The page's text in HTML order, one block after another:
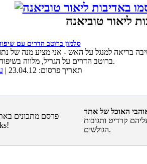
ליאור טוביאנה
סלמון ברוטב הדרים עם
בריאה למנגל על האש - אני מציע מנה של
ברוטב הדרים על הגריל, מלווה בשיפודי ירקות.
תאריך פרסום: 23.04.12 |
קרדיט ותגובות
הגולשים.